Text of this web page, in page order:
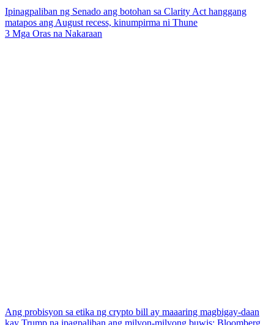
Ipinagpaliban ng Senado ang botohan sa Clarity Act hanggang
matapos ang August recess, kinumpirma ni Thune
3 Mga Oras na Nakaraan
Ang probisyon sa etika ng crypto bill ay maaaring magbigay-daan
kay Trump na ipagpaliban ang milyon-milyong buwis: Bloomberg